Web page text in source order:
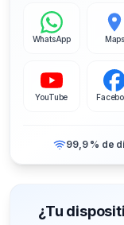
WhatsApp Maps
YouTube
99,9 % de
¿Tu